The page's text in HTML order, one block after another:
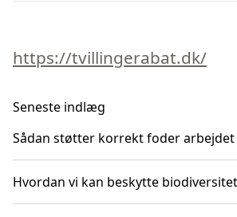
https://tvillingerabat.dk/
Seneste indlæg
Sådan støtter korrekt foder
Hvordan vi kan beskytte